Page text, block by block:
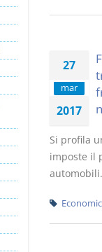
27
mar
2017
Si profila
imposte il